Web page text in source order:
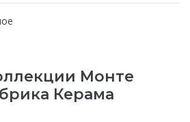
Монте
Керама